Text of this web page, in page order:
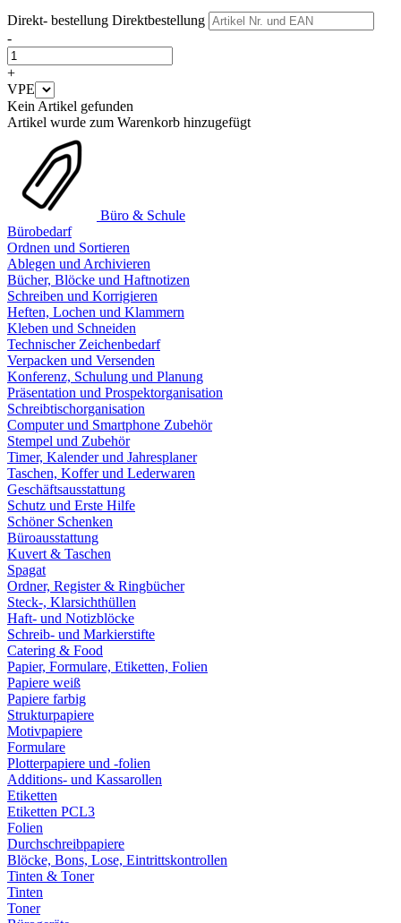
Direkt- bestellung Direktbestellung
-
+
VPE
Kein Artikel gefunden
Artikel wurde zum Warenkorb hinzugefügt
Büro & Schule
Bürobedarf
Ordnen und Sortieren
Ablegen und Archivieren
Bücher, Blöcke und Haftnotizen
Schreiben und Korrigieren
Heften, Lochen und Klammern
Kleben und Schneiden
Technischer Zeichenbedarf
Verpacken und Versenden
Konferenz, Schulung und Planung
Präsentation und Prospektorganisation
Schreibtischorganisation
Computer und Smartphone Zubehör
Stempel und Zubehör
Timer, Kalender und Jahresplaner
Taschen, Koffer und Lederwaren
Geschäftsausstattung
Schutz und Erste Hilfe
Schöner Schenken
Büroausstattung
Kuvert & Taschen
Spagat
Ordner, Register & Ringbücher
Steck-, Klarsichthüllen
Haft- und Notizblöcke
Schreib- und Markierstifte
Catering & Food
Papier, Formulare, Etiketten, Folien
Papiere weiß
Papiere farbig
Strukturpapiere
Motivpapiere
Formulare
Plotterpapiere und -folien
Additions- und Kassarollen
Etiketten
Etiketten PCL3
Folien
Durchschreibpapiere
Blöcke, Bons, Lose, Eintrittskontrollen
Tinten & Toner
Tinten
Toner